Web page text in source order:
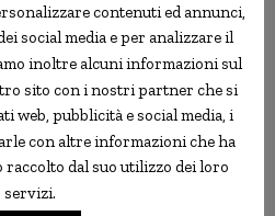
Part 1…
experiences of four combat
days of apartheid in South
contenuti ed annunci,
social media e per analizzare il
inoltre alcuni informazioni sul
sito con i nostri partner che si
web, pubblicità e social media, i
con altre informazioni che ha
dal suo utilizzo dei loro
servizi.